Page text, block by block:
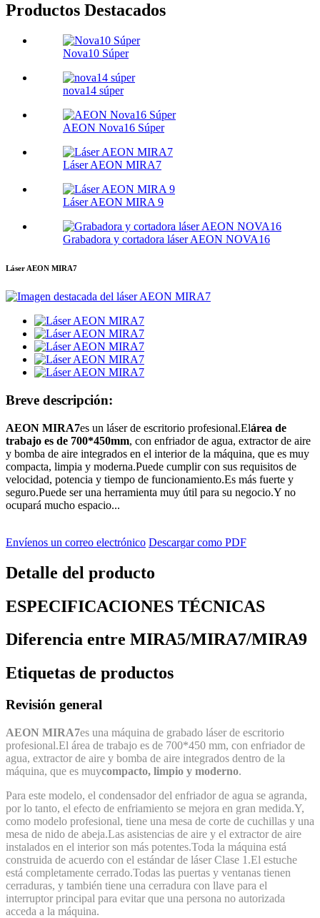
Productos Destacados
Nova10 Súper
nova14 súper
AEON Nova16 Súper
Láser AEON MIRA7
Láser AEON MIRA 9
Grabadora y cortadora láser AEON NOVA16
Láser AEON MIRA7
Breve descripción:
AEON MIRA7es un láser de escritorio profesional.Elárea de
trabajo es de 700*450mm, con enfriador de agua, extractor de aire
y bomba de aire integrados en el interior de la máquina, que es muy
compacta, limpia y moderna.Puede cumplir con sus requisitos de
velocidad, potencia y tiempo de funcionamiento.Es más fuerte y
seguro.Puede ser una herramienta muy útil para su negocio.Y no
ocupará mucho espacio...
Envíenos un correo electrónico Descargar como PDF
Detalle del producto
ESPECIFICACIONES TÉCNICAS
Diferencia entre MIRA5/MIRA7/MIRA9
Etiquetas de productos
Revisión general
AEON MIRA7es una máquina de grabado láser de escritorio
profesional.El área de trabajo es de 700*450 mm, con enfriador de
agua, extractor de aire y bomba de aire integrados dentro de la
máquina, que es muycompacto, limpio y moderno.
Para este modelo, el condensador del enfriador de agua se agranda,
por lo tanto, el efecto de enfriamiento se mejora en gran medida.Y,
como modelo profesional, tiene una mesa de corte de cuchillas y una
mesa de nido de abeja.Las asistencias de aire y el extractor de aire
instalados en el interior son más potentes.Toda la máquina está
construida de acuerdo con el estándar de láser Clase 1.El estuche
está completamente cerrado.Todas las puertas y ventanas tienen
cerraduras, y también tiene una cerradura con llave para el
interruptor principal para evitar que una persona no autorizada
acceda a la máquina.